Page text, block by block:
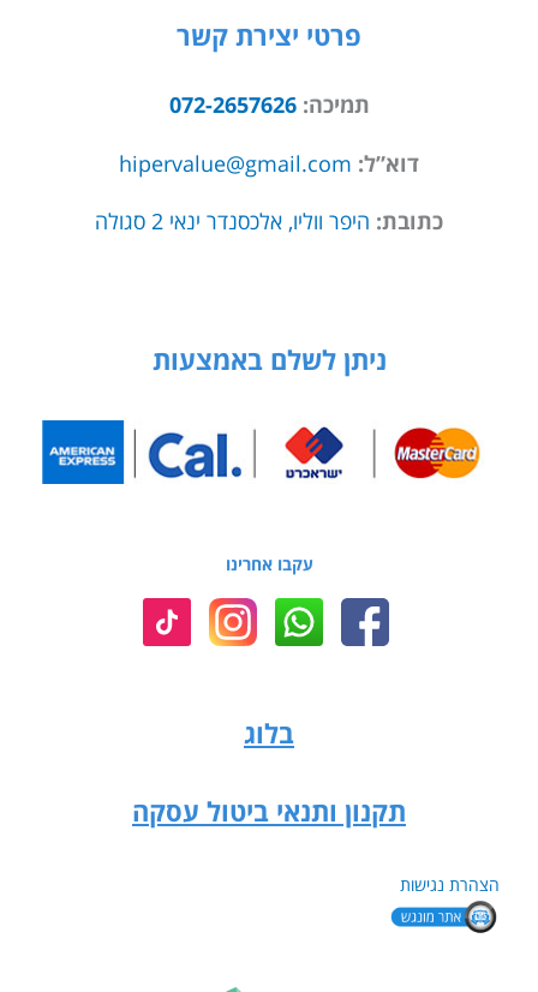
פרטי יצירת קשר
תמיכה:072-2657626
דוא”ל: hipervalue@gmail.com
כתובת: היפר ווליו, אלכסנדר ינאי 2 סגולה
ניתן לשלם באמצעות
עקבו אחרינו
בלוג
תקנון ותנאי ביטול עסקה
הצהרת נגישות